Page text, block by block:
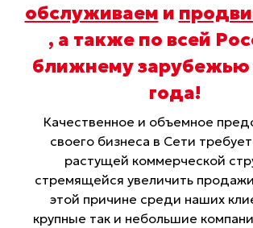
обслуживаем и
, а также по всей
ближнему зарубежью
года!
Качественное и объемное
своего бизнеса в Сети
растущей коммерческой
стремящейся увеличить
этой причине среди наших
крупные так и небольшие